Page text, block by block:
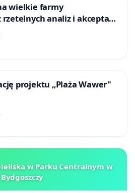
wielkie farmy
analiz i akceptacji
projektu „Plaża Wawer"
w Parku Centralnym w
Bydgoszczy